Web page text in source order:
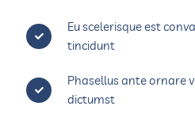
Eu scelerisque est
tincidunt
Phasellus ante ornare
dictumst